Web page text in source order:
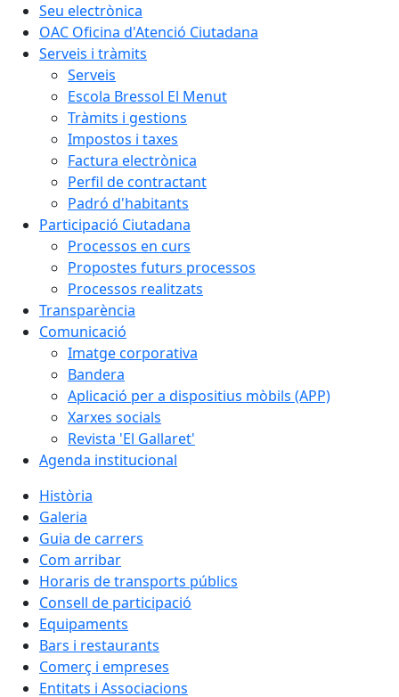
Seu electrònica
OAC Oficina d'Atenció Ciutadana
Serveis i tràmits
Serveis
Escola Bressol El Menut
Tràmits i gestions
Impostos i taxes
Factura electrònica
Perfil de contractant
Padró d'habitants
Participació Ciutadana
Processos en curs
Propostes futurs processos
Processos realitzats
Transparència
Comunicació
Imatge corporativa
Bandera
Aplicació per a dispositius mòbils (APP)
Xarxes socials
Revista 'El Gallaret'
Agenda institucional
Història
Galeria
Guia de carrers
Com arribar
Horaris de transports públics
Consell de participació
Equipaments
Bars i restaurants
Comerç i empreses
Entitats i Associacions